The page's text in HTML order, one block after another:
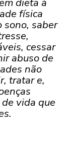
física
sono, saber
cessar
abuso de
não
tratar e,
vida que